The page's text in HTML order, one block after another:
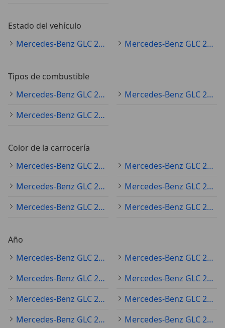
Estado del vehículo
Mercedes-Benz GLC 220 ocasión
Mercedes-Benz GLC 220 nuevo
Tipos de combustible
Mercedes-Benz GLC 220 diésel
Mercedes-Benz GLC 220 electro/gasolina
Mercedes-Benz GLC 220 electro/diésel
Color de la carrocería
Mercedes-Benz GLC 220 negro
Mercedes-Benz GLC 220 gris
Mercedes-Benz GLC 220 blanco
Mercedes-Benz GLC 220 azul
Mercedes-Benz GLC 220 plateado
Mercedes-Benz GLC 220 rojo
Año
Mercedes-Benz GLC 220 2022
Mercedes-Benz GLC 220 2020
Mercedes-Benz GLC 220 2019
Mercedes-Benz GLC 220 2021
Mercedes-Benz GLC 220 2018
Mercedes-Benz GLC 220 2023
Mercedes-Benz GLC 220 2025
Mercedes-Benz GLC 220 2017